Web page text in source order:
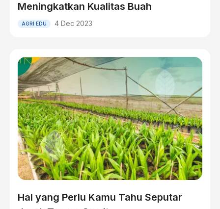
Meningkatkan Kualitas Buah
AGRI EDU 4 Dec 2023
Hal yang Perlu Kamu Tahu Seputar